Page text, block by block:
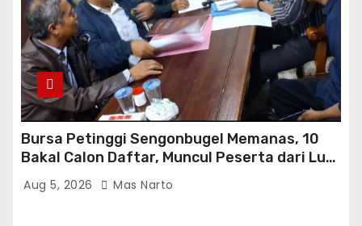
Bursa Petinggi Sengonbugel Memanas, 10
Bakal Calon Daftar, Muncul Peserta dari Luar
Desa hingga Jakarta
Aug 5, 2026 Mas Narto